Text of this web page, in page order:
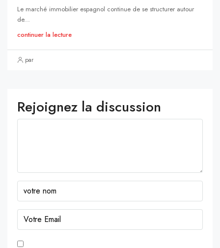
Le marché immobilier espagnol continue de se structurer autour
de...
continuer la lecture
par
Rejoignez la discussion